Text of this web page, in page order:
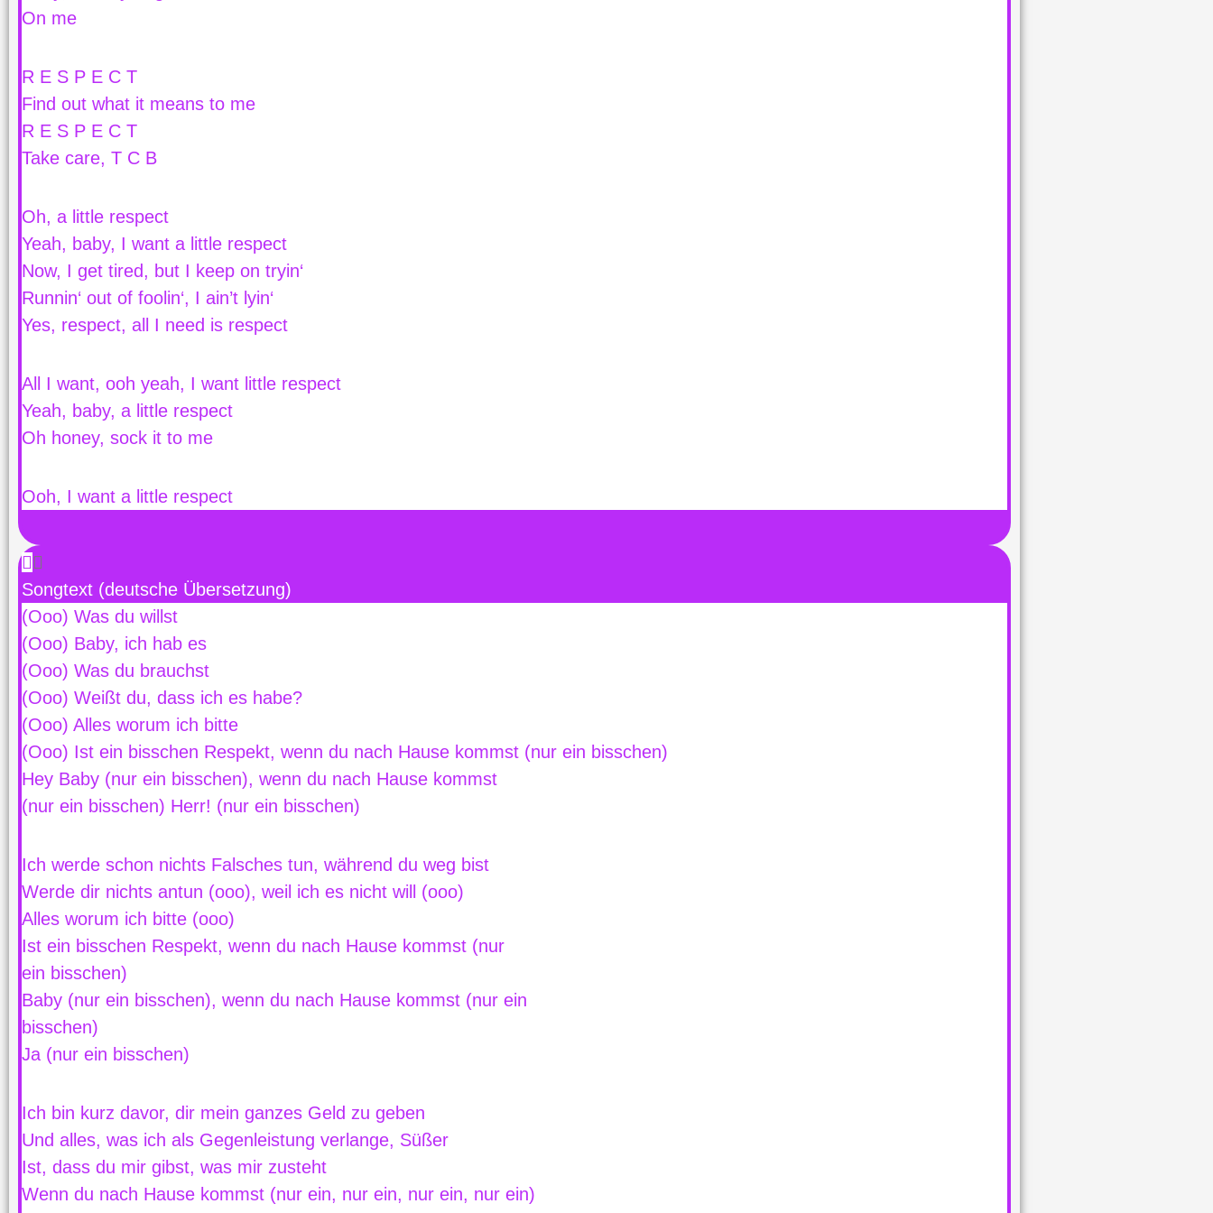
On me
R E S P E C T
Find out what it means to me
R E S P E C T
Take care, T C B
Oh, a little respect
Yeah, baby, I want a little respect
Now, I get tired, but I keep on tryin‘
Runnin‘ out of foolin‘, I ain’t lyin‘
Yes, respect, all I need is respect
All I want, ooh yeah, I want little respect
Yeah, baby, a little respect
Oh honey, sock it to me
Ooh, I want a little respect
Songtext (deutsche Übersetzung)
(Ooo) Was du willst
(Ooo) Baby, ich hab es
(Ooo) Was du brauchst
(Ooo) Weißt du, dass ich es habe?
(Ooo) Alles worum ich bitte
(Ooo) Ist ein bisschen Respekt, wenn du nach Hause kommst (nur ein bisschen)
Hey Baby (nur ein bisschen), wenn du nach Hause kommst
(nur ein bisschen) Herr! (nur ein bisschen)
Ich werde schon nichts Falsches tun, während du weg bist
Werde dir nichts antun (ooo), weil ich es nicht will (ooo)
Alles worum ich bitte (ooo)
Ist ein bisschen Respekt, wenn du nach Hause kommst (nur
ein bisschen)
Baby (nur ein bisschen), wenn du nach Hause kommst (nur ein
bisschen)
Ja (nur ein bisschen)
Ich bin kurz davor, dir mein ganzes Geld zu geben
Und alles, was ich als Gegenleistung verlange, Süßer
Ist, dass du mir gibst, was mir zusteht
Wenn du nach Hause kommst (nur ein, nur ein, nur ein, nur ein)